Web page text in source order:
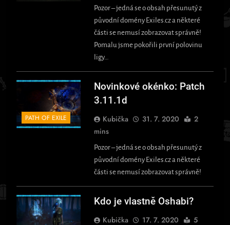
Pozor – jedná se o obsah přesunutý z
původní domény Exiles.cz a některé
části se nemusí zobrazovat správně!
Pomalu jsme pokořili první polovinu
ligy…
PATH OF EXILE
Novinkové okénko: Patch
3.11.1d
Kubička 31. 7. 2020
2
mins
Pozor – jedná se o obsah přesunutý z
původní domény Exiles.cz a některé
části se nemusí zobrazovat správně!
Kdo je vlastně Oshabi?
Kubička 17. 7. 2020
5